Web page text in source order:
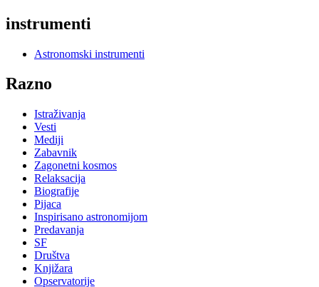
instrumenti
Astronomski instrumenti
Razno
Istraživanja
Vesti
Mediji
Zabavnik
Zagonetni kosmos
Relaksacija
Biografije
Pijaca
Inspirisano astronomijom
Predavanja
SF
Društva
Knjižara
Opservatorije